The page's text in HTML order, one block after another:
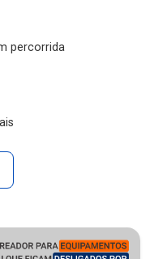
percorrida